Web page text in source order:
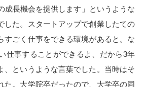
成長機会を提供します」というような
した。スタートアップで創業したての
すごく仕事をできる環境があると。な
仕事することができるよ、だから3年
、というような言葉でした。当時はそ
た。大学院卒だったので、大学卒の同